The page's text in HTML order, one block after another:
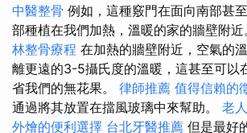
中醫整骨 例如，這種竅門在面向南部甚
部種植在我們加熱，溫暖的家的牆壁附近
林整骨療程 在加熱的牆壁附近，空氣的
離更遠的3-5攝氏度的溫暖，這甚至可以
省我們的無花果。 律師推薦 值得信賴的
通過將其放置在擋風玻璃中來幫助。 老
外燴的便利選擇 台北牙醫推薦 但是最好